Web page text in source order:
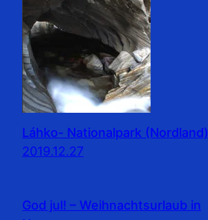
Láhko- Nationalpark (Nordland)
2019.12.27
God jul! – Weihnachtsurlaub in